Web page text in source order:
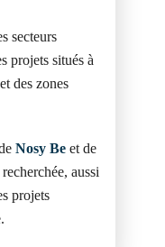
secteurs
projets situés à
des zones
Nosy Be et de
aussi
projets